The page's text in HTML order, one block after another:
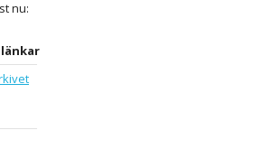
nu: